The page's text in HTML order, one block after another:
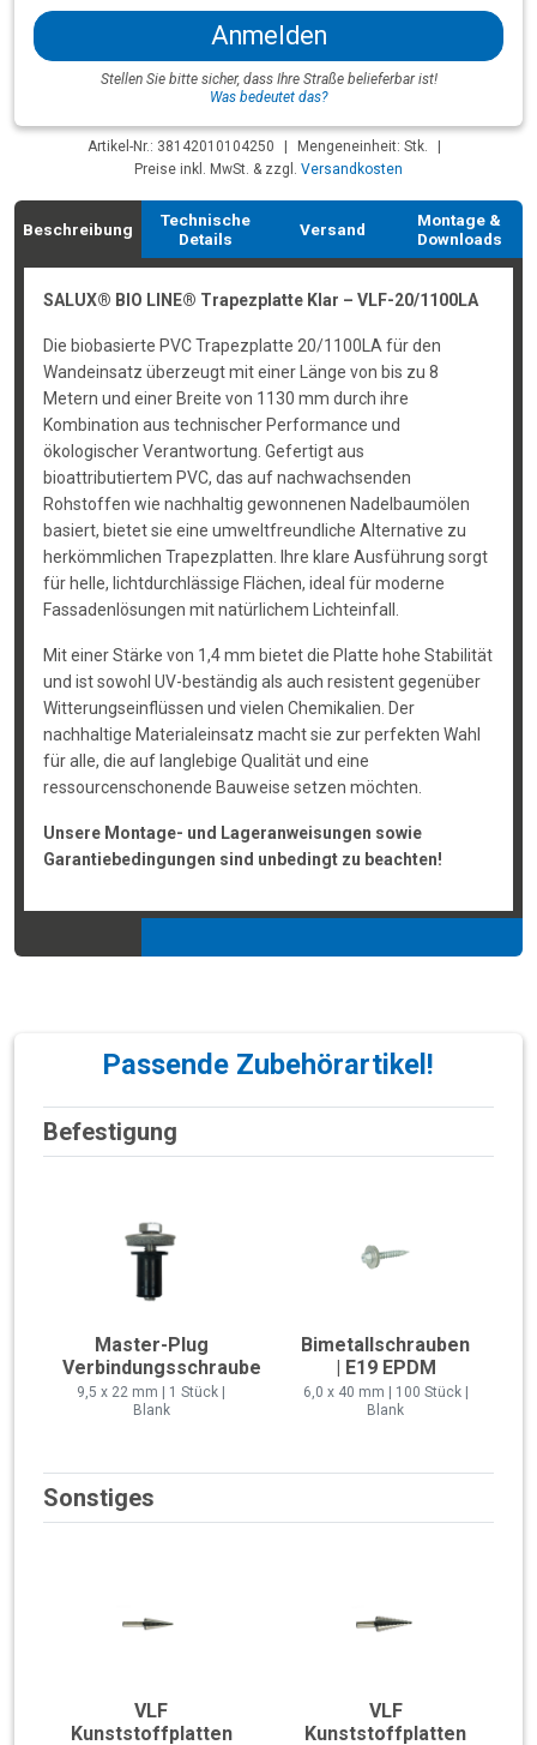
Anmelden
Stellen Sie bitte sicher, dass Ihre Straße belieferbar ist!
Was bedeutet das?
Artikel-Nr.: 38142010104250 Mengeneinheit: Stk.
Preise inkl. MwSt. & zzgl. Versandkosten
Beschreibung
Technische
Details
Versand
Montage &
Downloads
SALUX® BIO LINE® Trapezplatte Klar – VLF-20/1100LA
Die biobasierte PVC Trapezplatte 20/1100LA für den
Wandeinsatz überzeugt mit einer Länge von bis zu 8
Metern und einer Breite von 1130 mm durch ihre
Kombination aus technischer Performance und
ökologischer Verantwortung. Gefertigt aus
bioattributiertem PVC, das auf nachwachsenden
Rohstoffen wie nachhaltig gewonnenen Nadelbaumölen
basiert, bietet sie eine umweltfreundliche Alternative zu
herkömmlichen Trapezplatten. Ihre klare Ausführung sorgt
für helle, lichtdurchlässige Flächen, ideal für moderne
Fassadenlösungen mit natürlichem Lichteinfall.
Mit einer Stärke von 1,4 mm bietet die Platte hohe Stabilität
und ist sowohl UV-beständig als auch resistent gegenüber
Witterungseinflüssen und vielen Chemikalien. Der
nachhaltige Materialeinsatz macht sie zur perfekten Wahl
für alle, die auf langlebige Qualität und eine
ressourcenschonende Bauweise setzen möchten.
Unsere Montage- und Lageranweisungen sowie
Garantiebedingungen sind unbedingt zu beachten!
Passende Zubehörartikel!
Befestigung
Master-Plug
Verbindungsschraube
9,5 x 22 mm | 1 Stück |
Blank
Bimetallschrauben
| E19 EPDM
6,0 x 40 mm | 100 Stück |
Blank
Sonstiges
VLF
Kunststoffplatten
VLF
Kunststoffplatten